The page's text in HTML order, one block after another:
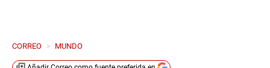
CORREO > MUNDO